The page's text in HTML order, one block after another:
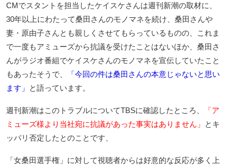
CMでスタントを担当したケイスケさんは週刊新潮の取材に、
30年以上にわたって桑田さんのモノマネを続け、桑田さんや
妻・原由子さんとも親しくさせてもらっているものの、これま
で一度もアミューズから抗議を受けたことはないほか、桑田さ
んがラジオ番組でケイスケさんのモノマネを宣伝していたこと
もあったそうで、
「今回の件は桑田さんの本意じゃないと思い
ます」
と語っています。
週刊新潮はこのトラブルについてTBSに確認したところ、
「ア
ミューズ様より当社宛に抗議があった事実はありません」
とキ
ッパリ否定したとのことです、
「女桑田選手権」に対して視聴者からは好意的な反応が多く上